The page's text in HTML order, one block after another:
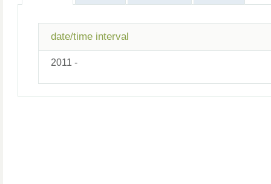
date/time interval
2011 -